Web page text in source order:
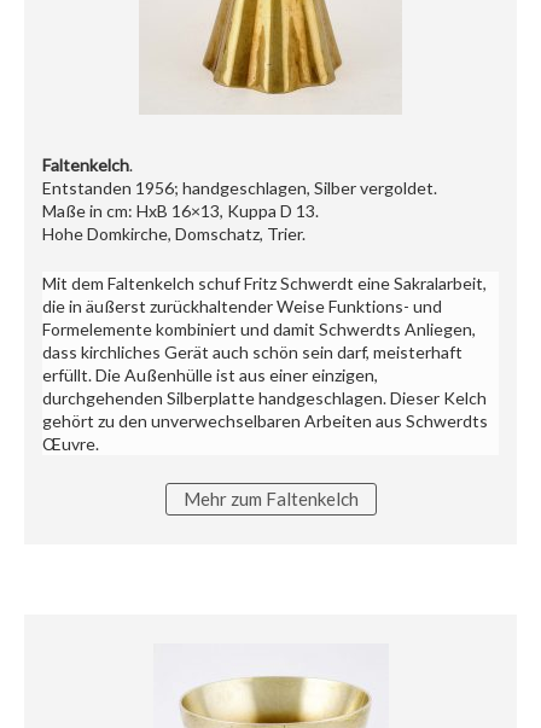
Faltenkelch.
Entstanden 1956; handgeschlagen, Silber vergoldet.
Maße in cm: HxB 16×13, Kuppa D 13.
Hohe Domkirche, Domschatz, Trier.
Mit dem Faltenkelch schuf Fritz Schwerdt eine Sakralarbeit,
die in äußerst zurückhaltender Weise Funktions- und
Formelemente kombiniert und damit Schwerdts Anliegen,
dass kirchliches Gerät auch schön sein darf, meisterhaft
erfüllt. Die Außenhülle ist aus einer einzigen,
durchgehenden Silberplatte handgeschlagen. Dieser Kelch
gehört zu den unverwechselbaren Arbeiten aus Schwerdts
Œuvre.
Mehr zum Faltenkelch